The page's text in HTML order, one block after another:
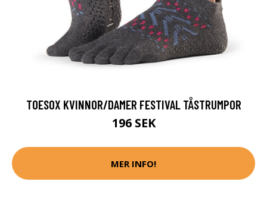
TOESOX KVINNOR/DAMER FESTIVAL TÅSTRUMPOR
196 SEK
MER INFO!